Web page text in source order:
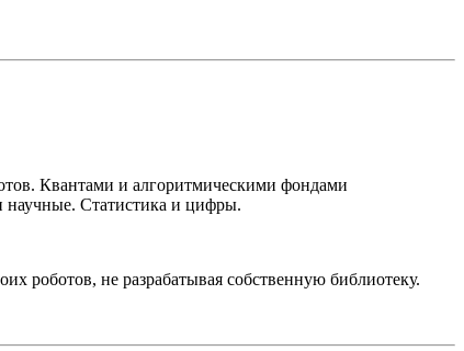
Квантами и алгоритмическими фондами
научные. Статистика и цифры.
роботов, не разрабатывая собственную библиотеку.